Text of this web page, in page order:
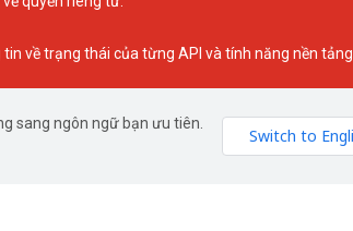
về trạng thái của từng API và tính năng nền tảng.
sang ngôn ngữ bạn ưu tiên.